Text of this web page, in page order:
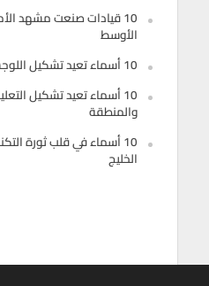
10 قيادات صنعت مشهد
الأوسط
10 أسماء تعيد تشكيل اللوجستيات الذكية في الخليج
10 أسماء تعيد تشكيل
والمنطقة
10 أسماء في قلب ثورة
الخليج